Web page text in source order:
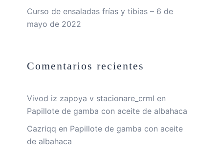
Curso de ensaladas frías y tibias – 6 de
mayo de 2022
Comentarios recientes
Vivod iz zapoya v stacionare_crml en
Papillote de gamba con aceite de albahaca
Cazriqq en Papillote de gamba con aceite
de albahaca